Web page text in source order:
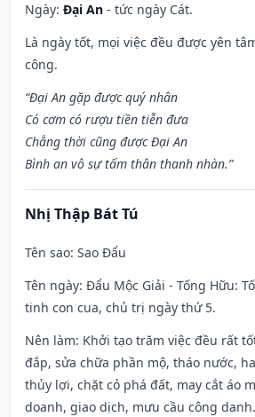
Ngày: Đại An - tức ngày Cát.
Là ngày tốt, mọi việc đều được yên
công.
“Đại An gặp được quý nhân
Có cơm có rượu tiền tiễn đưa
Chẳng thời cũng được Đại An
Bình an vô sự tấm thân thanh nhàn.”
Nhị Thập Bát Tú
Tên sao: Sao Đẩu
Tên ngày: Đẩu Mộc Giải - Tống Hữu:
tinh con cua, chủ trị ngày thứ 5.
Nên làm: Khởi tạo trăm việc đều rất
đắp, sửa chữa phần mộ, tháo nước,
thủy lợi, chặt cỏ phá đất, may cắt áo
doanh, giao dịch, mưu cầu công danh.